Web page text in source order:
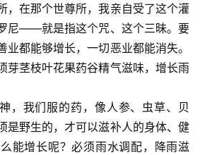
在那个世尊所，我亲自受了这个灌
尼——就是指这个咒、这个三昧。要
业都能够增长，一切恶业都能消失。
芽茎枝叶花果药谷精气滋味，增长雨
，我们服的药，像人参、虫草、贝
是野生的，才可以滋补人的身体、健
能增长呢？必须雨水调配，降雨滋